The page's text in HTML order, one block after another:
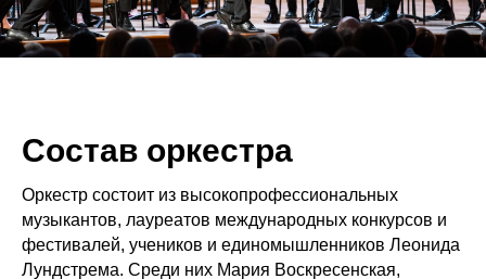
Состав оркестра
Оркестр состоит из высокопрофессиональных
музыкантов, лауреатов международных конкурсов и
фестивалей, учеников и единомышленников Леонида
Лундстрема. Среди них Мария Воскресенская,